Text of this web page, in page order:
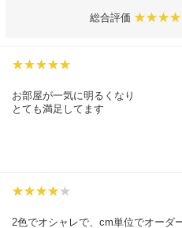
総合評価
お部屋が一気に明るくなり
とても満足してます
2色でオシャレで、cm単位でオーダ